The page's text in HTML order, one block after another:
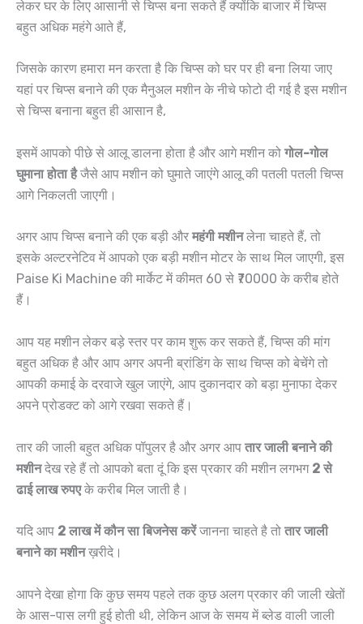
लेकर घर के लिए आसानी से चिप्स बना सकते हैं क्योंकि बाजार में चिप्स
बहुत अधिक महंगे आते हैं,
जिसके कारण हमारा मन करता है कि चिप्स को घर पर ही बना लिया जाए
यहां पर चिप्स बनाने की एक मैनुअल मशीन के नीचे फोटो दी गई है इस मशीन
से चिप्स बनाना बहुत ही आसान है,
इसमें आपको पीछे से आलू डालना होता है और आगे मशीन को गोल-गोल
घुमाना होता हैजैसे आप मशीन को घुमाते जाएंगे आलू की पतली पतली चिप्स
आगे निकलती जाएगी।
अगर आप चिप्स बनाने की एक बड़ी और महंगी मशीनलेना चाहते हैं, तो
इसके अल्टरनेटिव में आपको एक बड़ी मशीन मोटर के साथ मिल जाएगी, इस
Paise Ki Machine की मार्केट में कीमत 60 से ₹70000 के करीब होते
हैं।
आप यह मशीन लेकर बड़े स्तर पर काम शुरू कर सकते हैं, चिप्स की मांग
बहुत अधिक है और आप अगर अपनी ब्रांडिंग के साथ चिप्स को बेचेंगे तो
आपकी कमाई के दरवाजे खुल जाएंगे, आप दुकानदार को बड़ा मुनाफा देकर
अपने प्रोडक्ट को आगे रखवा सकते हैं।
तार की जाली बहुत अधिक पॉपुलर है और अगर आप तार जाली बनाने की
मशीनदेख रहे हैं तो आपको बता दूं कि इस प्रकार की मशीन लगभग 2 से
ढाई लाख रुपएके करीब मिल जाती है।
यदि आप 2 लाख में कौन सा बिजनेस करेंजानना चाहते है तो तार जाली
बनाने का मशीनख़रीदे।
आपने देखा होगा कि कुछ समय पहले तक कुछ अलग प्रकार की जाली खेतों
के आस-पास लगी हुई होती थी, लेकिन आज के समय में ब्लेड वाली जाली